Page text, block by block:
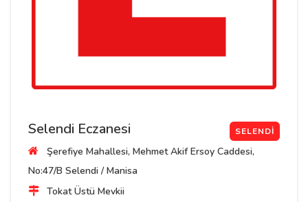
Selendi Eczanesi SELENDI
Şerefiye Mahallesi, Mehmet Akif Ersoy Caddesi,
No:47/B Selendi / Manisa
Tokat Üstü Mevkii